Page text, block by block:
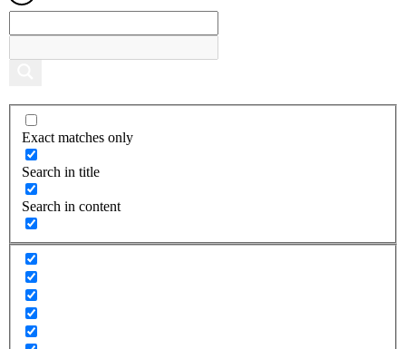
Exact matches only
Search in title
Search in content